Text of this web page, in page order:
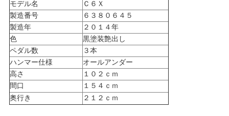
モデル名
Ｃ６Ｘ
製造番号
６３８０６４５
製造年
２０１４年
色
黒塗装艶出し
ペダル数
３本
ハンマー仕様
オールアンダー
高さ
１０２ｃｍ
間口
１５４ｃｍ
奥行き
２１２ｃｍ